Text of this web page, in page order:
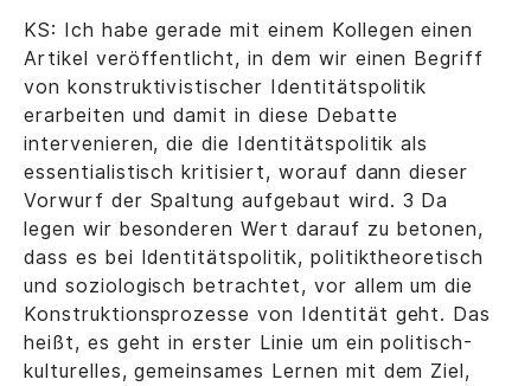
KS: Ich habe gerade mit einem Kollegen einen
Artikel veröffentlicht, in dem wir einen Begriff
von konstruktivistischer Identitätspolitik
erarbeiten und damit in diese Debatte
intervenieren, die die Identitätspolitik als
essentialistisch kritisiert, worauf dann dieser
Vorwurf der Spaltung aufgebaut wird. 3 Da
legen wir besonderen Wert darauf zu betonen,
dass es bei Identitätspolitik, politiktheoretisch
und soziologisch betrachtet, vor allem um die
Konstruktionsprozesse von Identität geht. Das
heißt, es geht in erster Linie um ein politisch-
kulturelles, gemeinsames Lernen mit dem Ziel,